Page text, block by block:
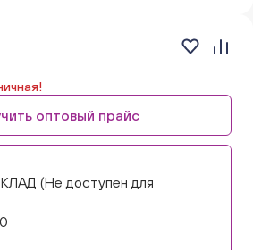
оптовый прайс
(Не доступен для